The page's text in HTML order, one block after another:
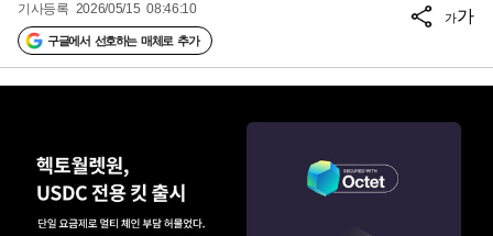
기사등록 2026/05/15 08:46:10
구글에서 선호하는 매체로 추가
가가